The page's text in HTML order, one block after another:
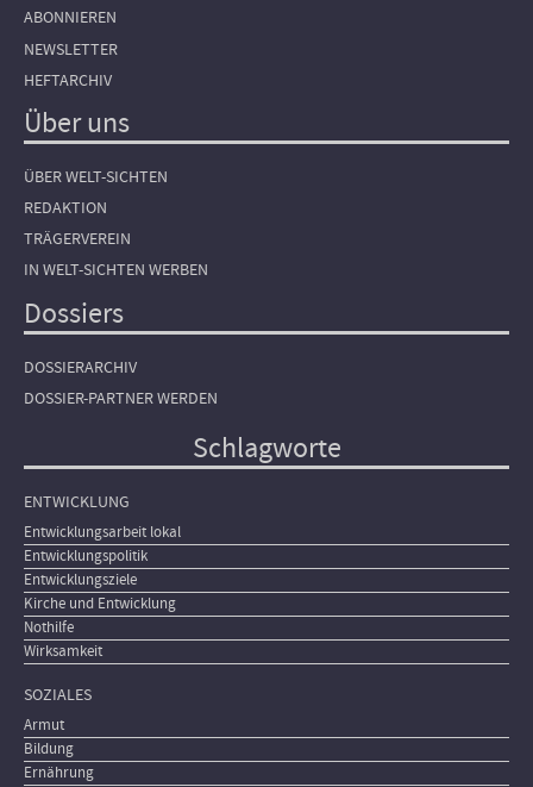
ABONNIEREN
NEWSLETTER
HEFTARCHIV
Über uns
ÜBER WELT-SICHTEN
REDAKTION
TRÄGERVEREIN
IN WELT-SICHTEN WERBEN
Dossiers
DOSSIERARCHIV
DOSSIER-PARTNER WERDEN
Schlagworte
ENTWICKLUNG
Entwicklungsarbeit lokal
Entwicklungspolitik
Entwicklungsziele
Kirche und Entwicklung
Nothilfe
Wirksamkeit
SOZIALES
Armut
Bildung
Ernährung